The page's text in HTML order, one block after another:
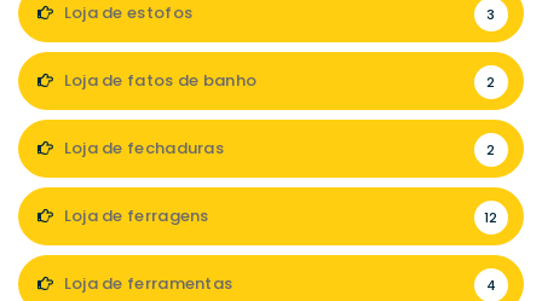
Loja de estofos 3
Loja de fatos de banho 2
Loja de fechaduras 2
Loja de ferragens 12
Loja de ferramentas 4